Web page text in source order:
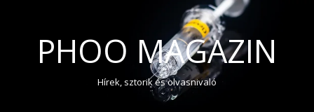
PHOO MAGAZIN
Hírek, sztorik és olvasnivaló